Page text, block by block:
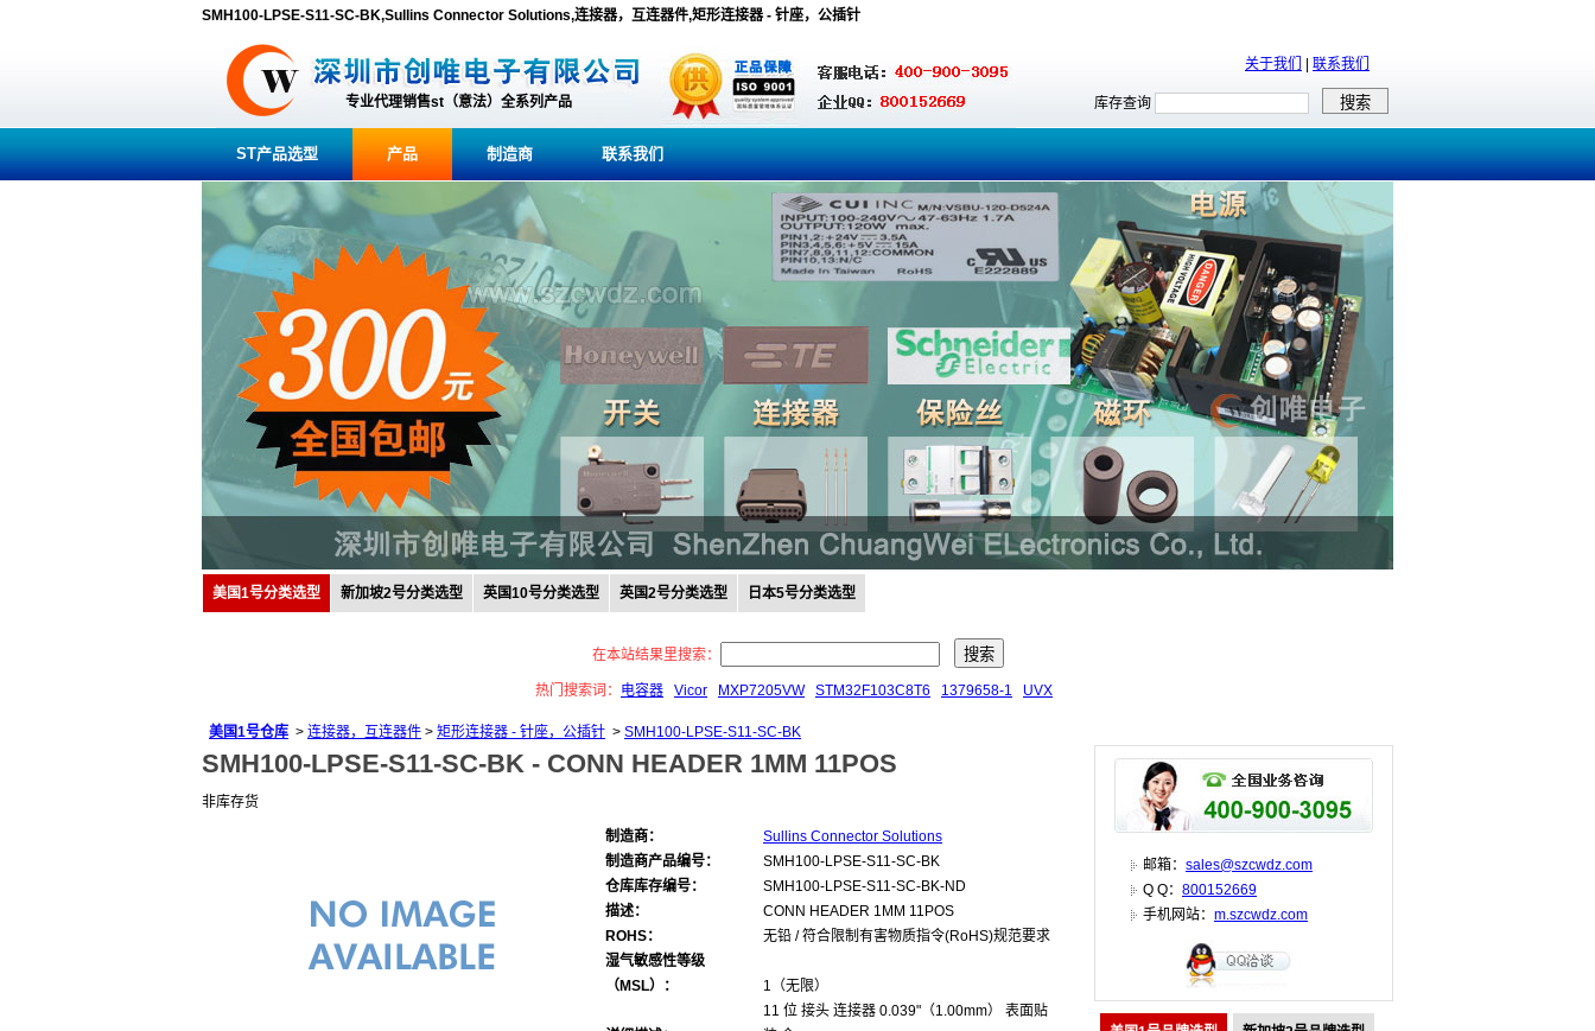
SMH100-LPSE-S11-SC-BK,Sullins Connector Solutions,连接器，互连器件,矩形连接器 - 针座，公插针
专业代理销售st（意法）全系列产品
关于我们 联系我们
库存查询
ST产品选型 产品 制造商 联系我们
美国1号分类选型 新加坡2号分类选型 英国10号分类选型 英国2号分类选型 日本5号分类选型
在本站结果里搜索：
热门搜索词： 电容器 Vicor MXP7205VW STM32F103C8T6 1379658-1 UVX
美国1号仓库 > 连接器，互连器件 > 矩形连接器 - 针座，公插针 > SMH100-LPSE-S11-SC-BK
SMH100-LPSE-S11-SC-BK - CONN HEADER 1MM 11POS
非库存货
制造商：
Sullins Connector Solutions
制造商产品编号：
SMH100-LPSE-S11-SC-BK
仓库库存编号：
SMH100-LPSE-S11-SC-BK-ND
描述：
CONN HEADER 1MM 11POS
ROHS：
无铅 / 符合限制有害物质指令(RoHS)规范要求
湿气敏感性等级
（MSL）：
1（无限）
11 位 接头 连接器 0.039"（1.00mm） 表面贴
邮箱： sales@szcwdz.com
Q Q： 800152669
手机网站： m.szcwdz.com